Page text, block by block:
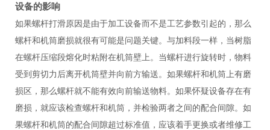
设备的影响
如果螺杆打滑原因是由于加工设备而不是工艺参数引起的，那么
螺杆和机筒磨损就很有可能是问题关键。与加料段一样，当树脂
在螺杆压缩段熔化时粘附在机筒壁上。当螺杆进行旋转时，物料
受到剪切力后离开机筒壁并向前方输送。如果螺杆和机筒上有磨
损区，那么螺杆就不能有效向前输送物料。如果怀疑设备存在有
磨损，就应该检查螺杆和机筒，并检验两者之间的配合间隙。如
果螺杆和机筒的配合间隙超过标准值，应该着手更换或者维修工